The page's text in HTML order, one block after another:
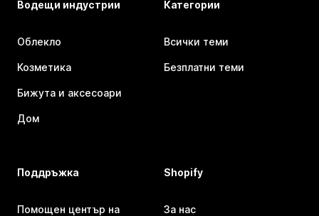
Водещи индустрии
Облекло
Козметика
Бижута и аксесоари
Дом
Категории
Всички теми
Безплатни теми
Поддръжка
Помощен център на
Shopify
За нас